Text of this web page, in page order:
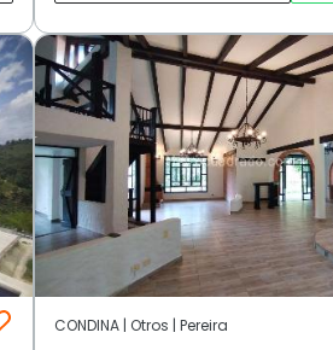
CONDINA | Otros | Pereira